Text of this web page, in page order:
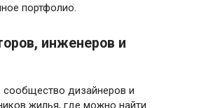
портфолио.
инженеров и
сообщество дизайнеров и
жилья, где можно найти